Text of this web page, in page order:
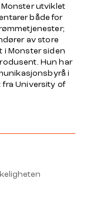
Monster utviklet
både for
av store
i Monster siden
Hun har
i
fra University of